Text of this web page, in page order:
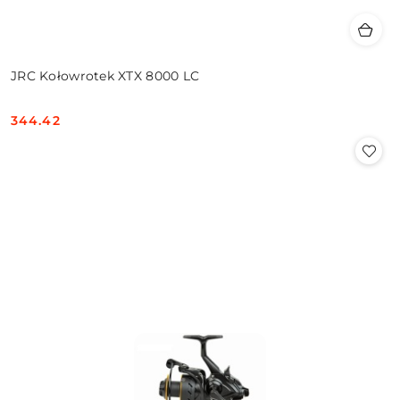
JRC Kołowrotek XTX 8000 LC
Cena:
344.42